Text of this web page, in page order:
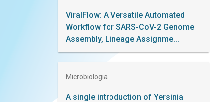
ViralFlow: A Versatile Automated
Workflow for SARS-CoV-2 Genome
Assembly, Lineage Assignme...
Microbiologia
A single introduction of Yersinia